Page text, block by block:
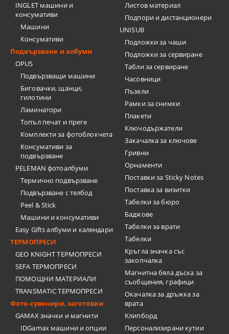
INGLET машини и
консумативи
Машини
Консумативи
Подвързване и албуми
OPUS
Подвързващи машини
Биговачки, щанци,
гилотини
Ламинатори
Топъл печат и преге
Комплекти за фотоблокчета
Консумативи за
подвързване
PELEMAN фотоалбуми
Термично подвързване
Подвързване с телбод
Peel & Stick
Машини и консумативи
Easy Gifts албуми и календари
ТЕРМОПРЕСИ
GEO KNIGHT ТЕРМОПРЕСИ
SEFA ТЕРМОПРЕСИ
ПОМОЩНИ МАТЕРИАЛИ
TRANSMATIC ТЕРМОПРЕСИ
Фото-сувенири, заготовки
GAMAX значки и магнити
IDGamax машини и опции
Листов материал
Подпори и дистанционери
UNISUB
Подложки за чаши
Подложки за сервиране
Табли за сервиране
Часовници
Пъзели
Рамки за снимки
Плакети
Ключодържатели
Закачалка за ключове
Гривни
Орнаменти
Поставки за Sticky Notes
Поставка за визитки
Tабелки за бюро
Баджове
Табелки за врати
Табелки
Кръгла значка със
закопчалка
Магнитна бяла дъска за
съобщения, графици
Окачалка за дръжка за
врата
Клипборд
Персонализирани кутии